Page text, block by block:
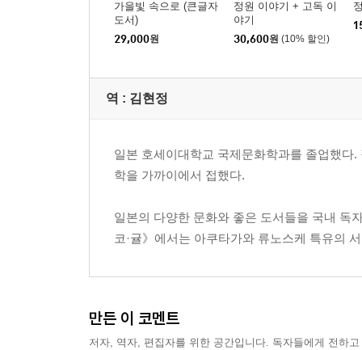
가을빛 속으로 (큰글자
도서)
29,000원
정원 이야기 + 고독 이
야기
30,600원 (10% 할인)
역 : 김현정
일본 호세이대학교 국제문화학과를 졸업했다
학을 가까이에서 접했다.
일본의 다양한 문화와 좋은 도서들을 국내 독
코·귤》에서는 아쿠타가와 류노스케 특유의
만든 이 코멘트
저자, 역자, 편집자를 위한 공간입니다. 독자들에게 전하